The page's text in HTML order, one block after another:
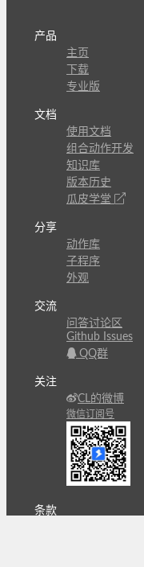
产品
主页
下载
专业版
文档
使用文档
组合动作开发
知识库
版本历史
瓜皮学堂
分享
动作库
子程序
外观
交流
问答讨论区
Github Issues
QQ群
关注
CL的微博
微信订阅号
条款